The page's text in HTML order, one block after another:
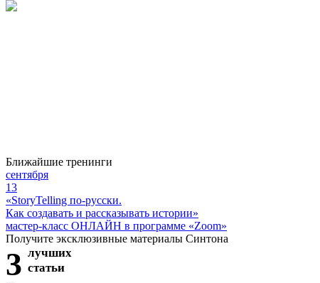
Ближайшие тренинги
сентября
13
«StoryTelling по-русски.
Как создавать и рассказывать истории»
мастер-класс ОНЛАЙН в программе «Zoom»
Получите эксклюзивные материалы Синтона
3 лучших
статьи